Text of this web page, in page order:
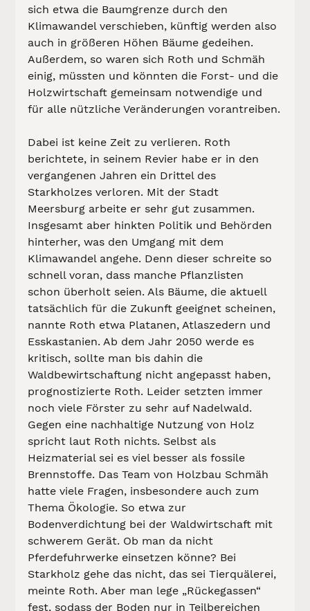
sich etwa die Baumgrenze durch den
Klimawandel verschieben, künftig werden also
auch in größeren Höhen Bäume gedeihen.
Außerdem, so waren sich Roth und Schmäh
einig, müssten und könnten die Forst- und die
Holzwirtschaft gemeinsam notwendige und
für alle nützliche Veränderungen vorantreiben.
Dabei ist keine Zeit zu verlieren. Roth
berichtete, in seinem Revier habe er in den
vergangenen Jahren ein Drittel des
Starkholzes verloren. Mit der Stadt
Meersburg arbeite er sehr gut zusammen.
Insgesamt aber hinkten Politik und Behörden
hinterher, was den Umgang mit dem
Klimawandel angehe. Denn dieser schreite so
schnell voran, dass manche Pflanzlisten
schon überholt seien. Als Bäume, die aktuell
tatsächlich für die Zukunft geeignet scheinen,
nannte Roth etwa Platanen, Atlaszedern und
Esskastanien. Ab dem Jahr 2050 werde es
kritisch, sollte man bis dahin die
Waldbewirtschaftung nicht angepasst haben,
prognostizierte Roth. Leider setzten immer
noch viele Förster zu sehr auf Nadelwald.
Gegen eine nachhaltige Nutzung von Holz
spricht laut Roth nichts. Selbst als
Heizmaterial sei es viel besser als fossile
Brennstoffe. Das Team von Holzbau Schmäh
hatte viele Fragen, insbesondere auch zum
Thema Ökologie. So etwa zur
Bodenverdichtung bei der Waldwirtschaft mit
schwerem Gerät. Ob man da nicht
Pferdefuhrwerke einsetzen könne? Bei
Starkholz gehe das nicht, das sei Tierquälerei,
meinte Roth. Aber man lege „Rückegassen“
fest, sodass der Boden nur in Teilbereichen